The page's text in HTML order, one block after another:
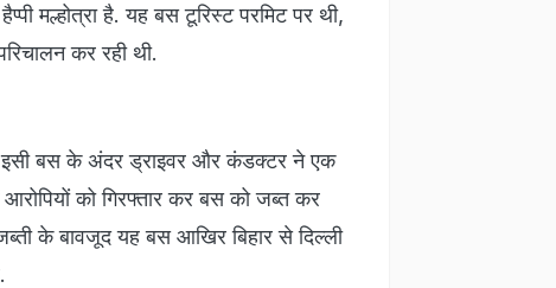
मल्होत्रा है. यह बस टूरिस्ट परमिट पर थी,
कर रही थी.
में इसी बस के अंदर ड्राइवर और कंडक्टर ने एक
आरोपियों को गिरफ्तार कर बस को जब्त कर
के बावजूद यह बस आखिर बिहार से दिल्ली